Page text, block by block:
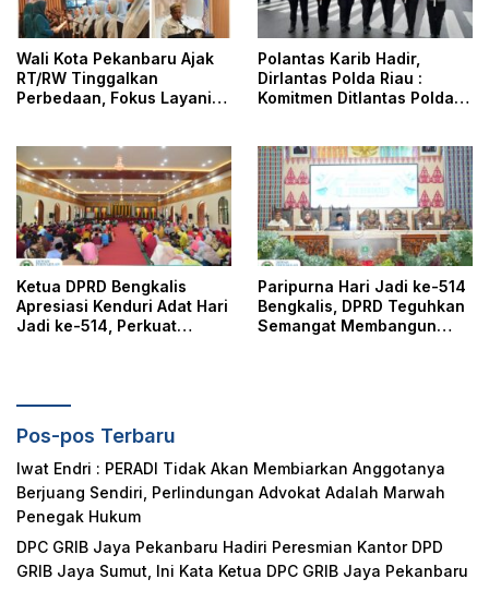
Wali Kota Pekanbaru Ajak
RT/RW Tinggalkan
Perbedaan, Fokus Layani
Polantas Karib Hadir,
Dirlantas Polda Riau :
Komitmen Ditlantas Polda
dan Edukasi Kepada
Masyarakat
Ketua DPRD Bengkalis
Apresiasi Kenduri Adat Hari
Jadi ke-514, Perkuat
Paripurna Hari Jadi ke-514
Bengkalis, DPRD Teguhkan
Semangat Membangun
Pos-pos Terbaru
Iwat Endri : PERADI Tidak Akan Membiarkan Anggotanya
Berjuang Sendiri, Perlindungan Advokat Adalah Marwah
Penegak Hukum
DPC GRIB Jaya Pekanbaru Hadiri Peresmian Kantor DPD
GRIB Jaya Sumut, Ini Kata Ketua DPC GRIB Jaya Pekanbaru